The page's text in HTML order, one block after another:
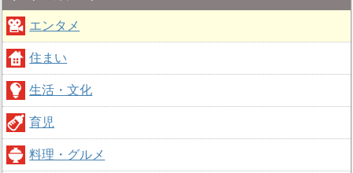
エンタメ
住まい
生活・文化
育児
料理・グルメ